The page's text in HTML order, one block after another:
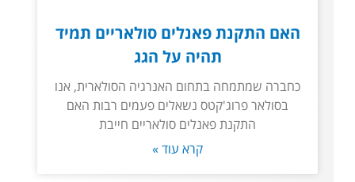
האם התקנת פאנלים סולאריים תמיד
תהיה על הגג
כחברה שמתמחה בתחום האנרגיה הסולארית, אנו
בסולאר פרוג'קטס נשאלים פעמים רבות האם
התקנת פאנלים סולאריים חייבת
קרא עוד »